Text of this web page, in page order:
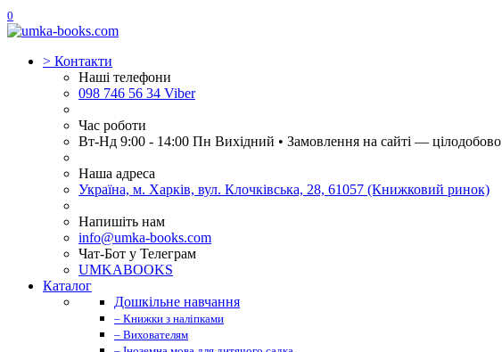
0
> Контакти
Наші телефони
098 746 56 34 Viber
Час роботи
Вт-Нд 9:00 - 14:00 Пн Вихідний • Замовлення на сайті — цілодобово
Наша адреса
Україна, м. Харків, вул. Клочківська, 28, 61057 (Книжковий ринок)
Напишіть нам
info@umka-books.com
Чат-Бот у Телеграм
UMKABOOKS
Каталог
Дошкільне навчання
– Книжки з наліпками
– Вихователям